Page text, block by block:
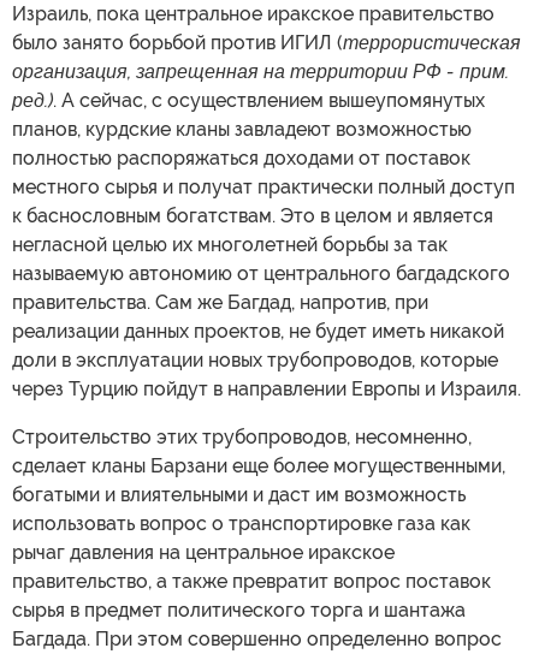
Израиль, пока центральное иракское правительство
было занято борьбой против ИГИЛ (террористическая
организация, запрещенная на территории РФ - прим.
ред.). А сейчас, с осуществлением вышеупомянутых
планов, курдские кланы завладеют возможностью
полностью распоряжаться доходами от поставок
местного сырья и получат практически полный доступ
к баснословным богатствам. Это в целом и является
негласной целью их многолетней борьбы за так
называемую автономию от центрального багдадского
правительства. Сам же Багдад, напротив, при
реализации данных проектов, не будет иметь никакой
доли в эксплуатации новых трубопроводов, которые
через Турцию пойдут в направлении Европы и Израиля.
Строительство этих трубопроводов, несомненно,
сделает кланы Барзани еще более могущественными,
богатыми и влиятельными и даст им возможность
использовать вопрос о транспортировке газа как
рычаг давления на центральное иракское
правительство, а также превратит вопрос поставок
сырья в предмет политического торга и шантажа
Багдада. При этом совершенно определенно вопрос